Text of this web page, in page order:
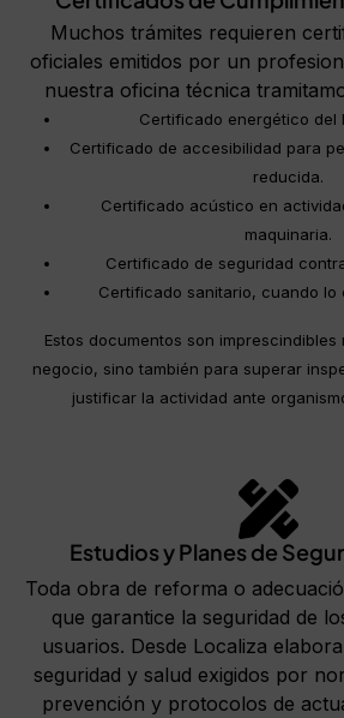
Muchos trámites requieren
oficiales emitidos por un
nuestra oficina técnica
Certificado energético del
Certificado de accesibilidad para
reducida.
Certificado acústico en
maquinaria.
Certificado de seguridad
Certificado sanitario, cuando lo
Estos documentos son
negocio, sino también para superar
justificar la actividad ante
Estudios y Planes de
Toda obra de reforma o
que garantice la seguridad de
usuarios. Desde Localiza
seguridad y salud exigidos por
prevención y protocolos de